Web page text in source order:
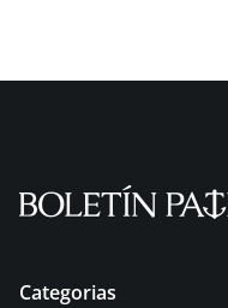
Categorias